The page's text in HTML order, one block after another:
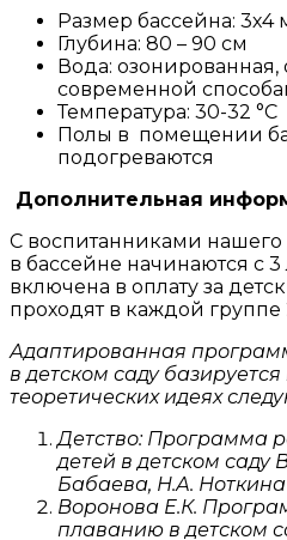
Размер бассейна: 3х4
Глубина: 80 – 90 см
Вода: озонированная,
современной
Температура: 30-32 °С
Полы в помещении
подогреваются
Дополнительная
С воспитанниками нашего
в бассейне начинаются с 3
включена в оплату за
проходят в каждой группе
Адаптированная
в детском саду
теоретических идеях
Детство: Программа
детей в детском саду
Бабаева, Н.А. Ноткина
Воронова Е.К.
плаванию в детском